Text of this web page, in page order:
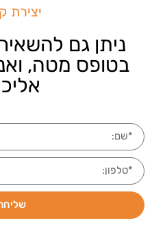
יצירת
ניתן גם
בטופס מטה,